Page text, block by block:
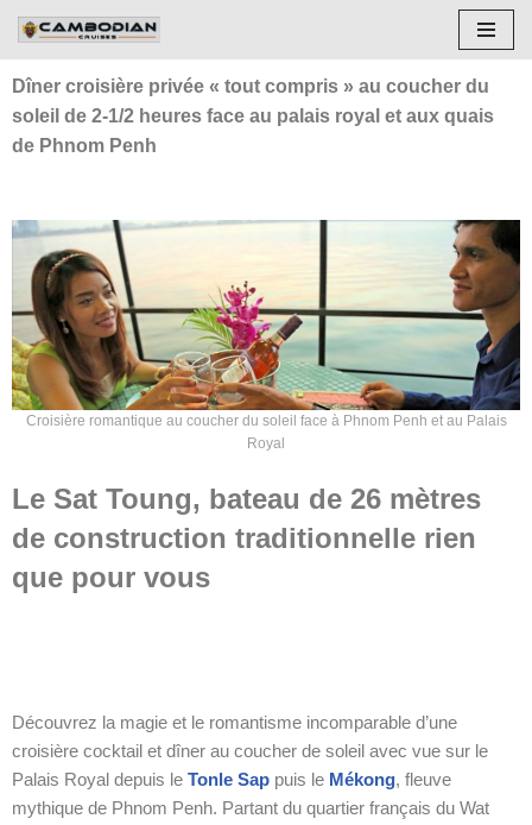
Aller
au
contenu
Dîner croisière privée « tout compris » au coucher du
soleil de 2-1/2 heures face au palais royal et aux quais
de Phnom Penh
Croisière romantique au coucher du soleil face à Phnom Penh et au Palais
Royal
Le Sat Toung, bateau de 26 mètres
de construction traditionnelle rien
que pour vous
Découvrez la magie et le romantisme incomparable d’une
croisière cocktail et dîner au coucher de soleil avec vue sur le
Palais Royal depuis le Tonle Sap puis le Mékong, fleuve
mythique de Phnom Penh. Partant du quartier français du Wat